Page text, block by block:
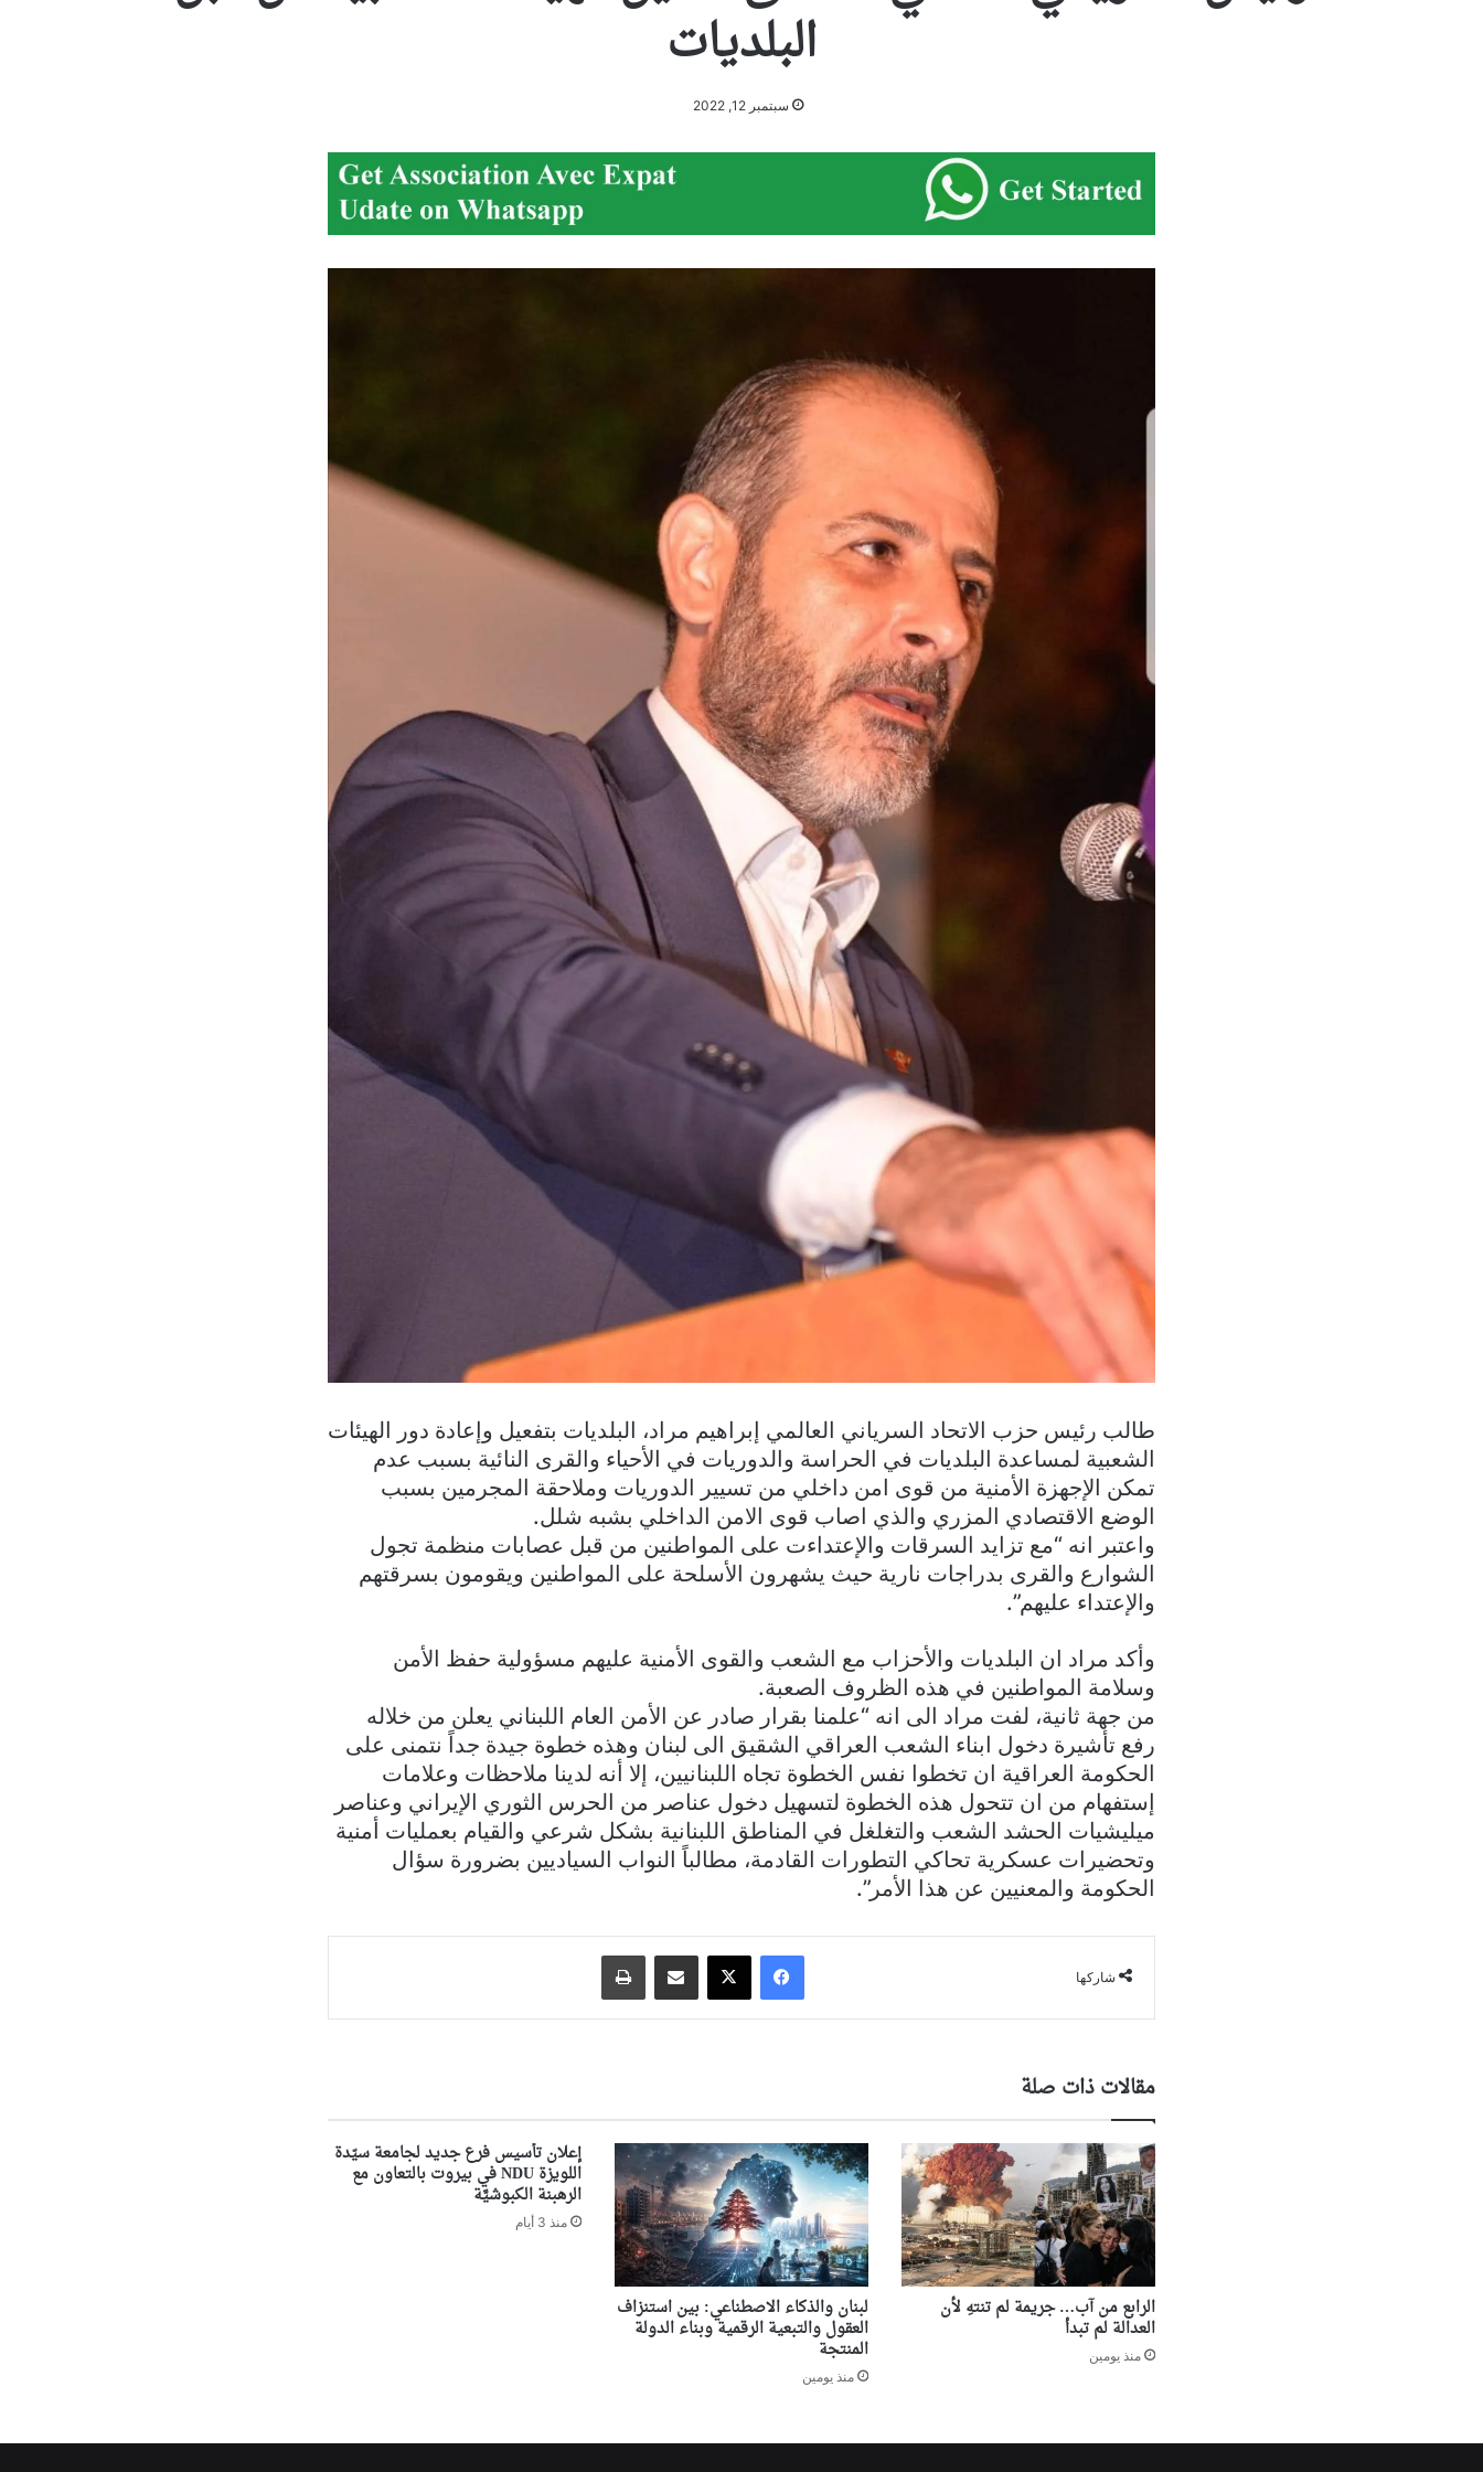
البلديات
سبتمبر 12, 2022
طالب رئيس حزب الاتحاد السرياني العالمي إبراهيم مراد، البلديات بتفعيل وإعادة دور الهيئات
الشعبية لمساعدة البلديات في الحراسة والدوريات في الأحياء والقرى النائية بسبب عدم
تمكن الإجهزة الأمنية من قوى امن داخلي من تسيير الدوريات وملاحقة المجرمين بسبب
الوضع الاقتصادي المزري والذي اصاب قوى الامن الداخلي بشبه شلل.
واعتبر انه “مع تزايد السرقات والإعتداءت على المواطنين من قبل عصابات منظمة تجول
الشوارع والقرى بدراجات نارية حيث يشهرون الأسلحة على المواطنين ويقومون بسرقتهم
والإعتداء عليهم”.
وأكد مراد ان البلديات والأحزاب مع الشعب والقوى الأمنية عليهم مسؤولية حفظ الأمن
وسلامة المواطنين في هذه الظروف الصعبة.
من جهة ثانية، لفت مراد الى انه “علمنا بقرار صادر عن الأمن العام اللبناني يعلن من خلاله
رفع تأشيرة دخول ابناء الشعب العراقي الشقيق الى لبنان وهذه خطوة جيدة جداً نتمنى على
الحكومة العراقية ان تخطوا نفس الخطوة تجاه اللبنانيين، إلا أنه لدينا ملاحظات وعلامات
إستفهام من ان تتحول هذه الخطوة لتسهيل دخول عناصر من الحرس الثوري الإيراني وعناصر
ميليشيات الحشد الشعب والتغلغل في المناطق اللبنانية بشكل شرعي والقيام بعمليات أمنية
وتحضيرات عسكرية تحاكي التطورات القادمة، مطالباً النواب السياديين بضرورة سؤال
الحكومة والمعنيين عن هذا الأمر”.
شاركها
فيسبوك ‫X مشاركة عبر البريد طباعة
مقالات ذات صلة
الرابع من آب… جريمة لم تنتهِ لأن
العدالة لم تبدأ
منذ يومين
لبنان والذكاء الاصطناعي: بين استنزاف
العقول والتبعية الرقمية وبناء الدولة
المنتجة
منذ يومين
إعلان تأسيس فرع جديد لجامعة سيّدة
اللويزة NDU في بيروت بالتعاون مع
الرهبنة الكبوشيَّة
منذ 3 أيام